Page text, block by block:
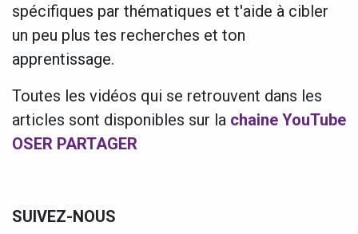
spécifiques par thématiques et t'aide à cibler
un peu plus tes recherches et ton
apprentissage.
Toutes les vidéos qui se retrouvent dans les
articles sont disponibles sur la chaine YouTube
OSER PARTAGER
SUIVEZ-NOUS